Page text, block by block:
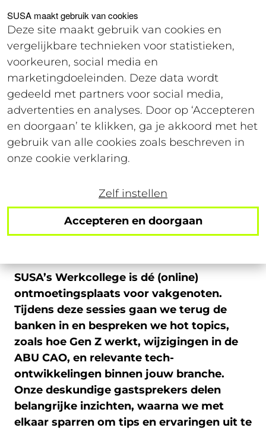
SUSA maakt gebruik van cookies
Deze site maakt gebruik van cookies en
vergelijkbare technieken voor statistieken,
voorkeuren, social media en
marketingdoeleinden. Deze data wordt
gedeeld met partners voor social media,
advertenties en analyses. Door op ‘Accepteren
en doorgaan’ te klikken, ga je akkoord met het
gebruik van alle cookies zoals beschreven in
onze cookie verklaring.
Zelf instellen
Accepteren en doorgaan
Voor studenten Voor werkgevers
Offerte
SUSA's Werkcollege
SUSA’s Werkcollege is dé (online)
ontmoetingsplaats voor vakgenoten.
Tijdens deze sessies gaan we terug de
banken in en bespreken we hot topics,
zoals hoe Gen Z werkt, wijzigingen in de
ABU CAO, en relevante tech-
ontwikkelingen binnen jouw branche.
Onze deskundige gastsprekers delen
belangrijke inzichten, waarna we met
elkaar sparren om tips en ervaringen uit te